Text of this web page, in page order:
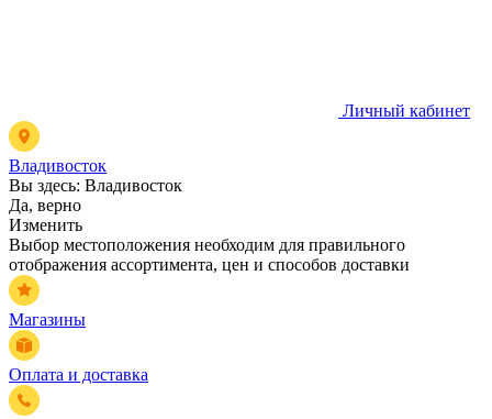
Личный кабинет
Владивосток
Вы здесь: Владивосток
Да, верно
Изменить
Выбор местоположения необходим для правильного
отображения ассортимента, цен и способов доставки
Магазины
Оплата и доставка